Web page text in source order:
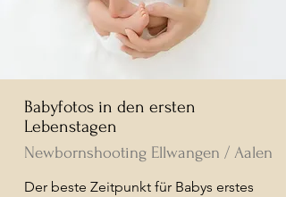
Babyfotos in den ersten
Lebenstagen
Newbornshooting Ellwangen / Aalen
Der beste Zeitpunkt für Babys erstes